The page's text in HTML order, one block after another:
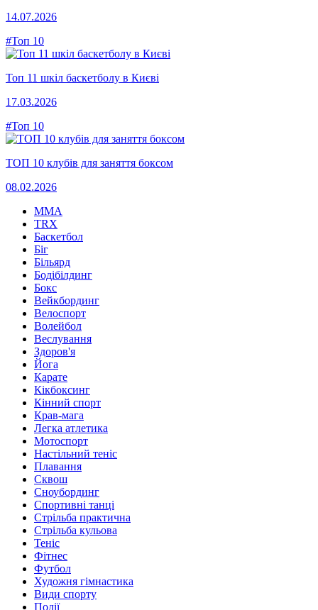
14.07.2026
#Топ 10
Топ 11 шкіл баскетболу в Києві
17.03.2026
#Топ 10
ТОП 10 клубів для заняття боксом
08.02.2026
MMA
TRX
Баскетбол
Біг
Більярд
Бодібілдинг
Бокс
Вейкбординг
Велоспорт
Волейбол
Веслування
Здоров'я
Йога
Карате
Кікбоксинг
Кінний спорт
Крав-мага
Легка атлетика
Мотоспорт
Настільний теніс
Плавання
Сквош
Сноубординг
Спортивні танці
Стрільба практична
Стрільба кульова
Теніс
Фітнес
Футбол
Художня гімнастика
Види спорту
Події